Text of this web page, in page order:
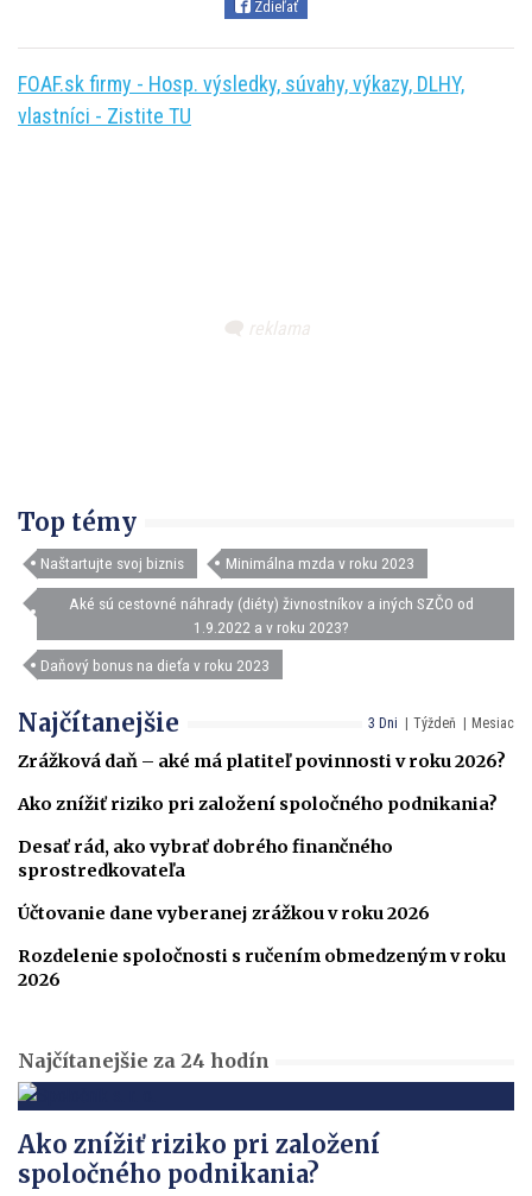
Zdieľať
FOAF.sk firmy - Hosp. výsledky, súvahy, výkazy, DLHY,
vlastníci - Zistite TU
Top témy
Naštartujte svoj biznis Minimálna mzda v roku 2023
Aké sú cestovné náhrady (diéty) živnostníkov a iných SZČO od
1.9.2022 a v roku 2023?
Daňový bonus na dieťa v roku 2023
3 Dni Týždeň Mesiac
Najčítanejšie
Zrážková daň – aké má platiteľ povinnosti v roku 2026?
Ako znížiť riziko pri založení spoločného podnikania?
Desať rád, ako vybrať dobrého finančného
sprostredkovateľa
Účtovanie dane vyberanej zrážkou v roku 2026
Rozdelenie spoločnosti s ručením obmedzeným v roku
2026
Najčítanejšie za 24 hodín
Ako znížiť riziko pri založení
spoločného podnikania?